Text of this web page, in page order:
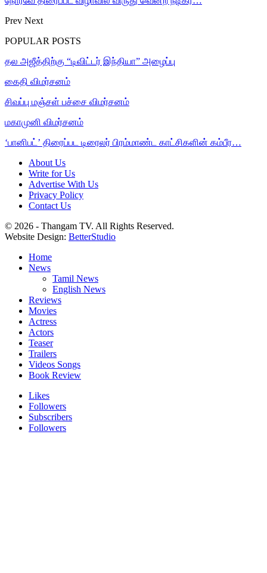
Prev Next
POPULAR POSTS
தல அஜீத்திற்கு “டிவிட்டர் இந்தியா” அழைப்பு
கைதி விமர்சனம்
சிவப்பு மஞ்சள் பச்சை விமர்சனம்
மகாமுனி விமர்சனம்
‘பானிபட்’ திரைப்பட டிரைலர் பிரம்மாண்ட காட்சிகளின் கம்பீர…
About Us
Write for Us
Advertise With Us
Privacy Policy
Contact Us
© 2026 - Thangam TV. All Rights Reserved.
Website Design: BetterStudio
Home
News
Tamil News
English News
Reviews
Movies
Actress
Actors
Teaser
Trailers
Videos Songs
Book Review
Likes
Followers
Subscribers
Followers